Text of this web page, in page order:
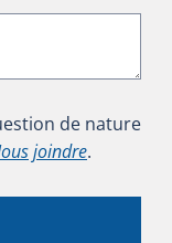
de nature
joindre.